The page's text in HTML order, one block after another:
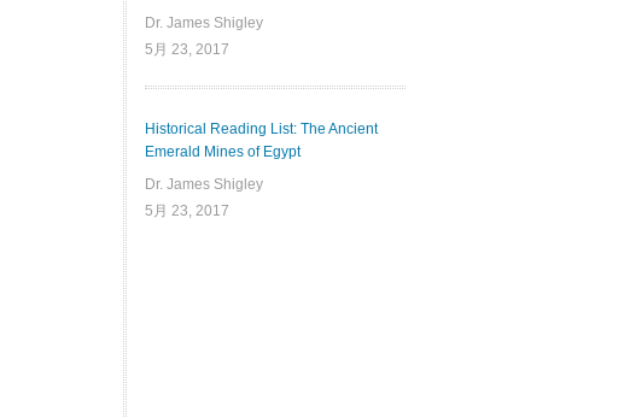
Dr. James Shigley
5月 23, 2017
Historical Reading List: The Ancient
Emerald Mines of Egypt
Dr. James Shigley
5月 23, 2017